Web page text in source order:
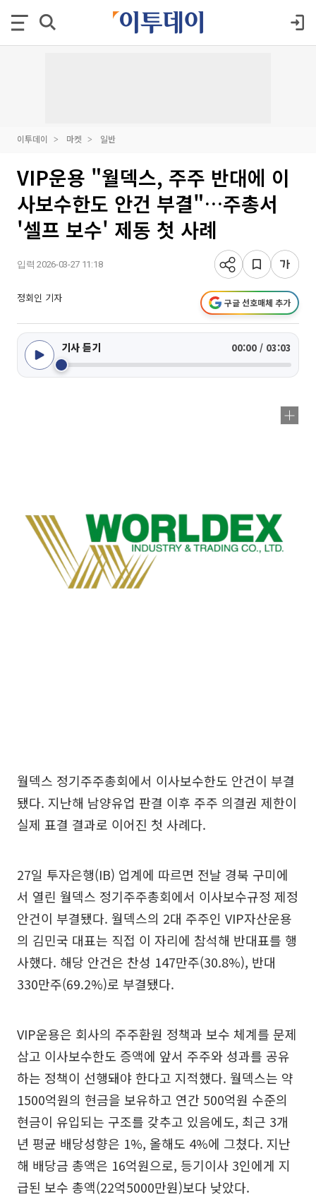
이투데이 마켓 일반
VIP운용 "월덱스, 주주 반대에 이
사보수한도 안건 부결"…주총서
'셀프 보수' 제동 첫 사례
입력 2026-03-27 11:18
정회인 기자 구글 선호매체 추가
기사 듣기 00:00 / 03:03
월덱스 정기주주총회에서 이사보수한도 안건이 부결
됐다. 지난해 남양유업 판결 이후 주주 의결권 제한이
실제 표결 결과로 이어진 첫 사례다.
27일 투자은행(IB) 업계에 따르면 전날 경북 구미에
서 열린 월덱스 정기주주총회에서 이사보수규정 제정
안건이 부결됐다. 월덱스의 2대 주주인 VIP자산운용
의 김민국 대표는 직접 이 자리에 참석해 반대표를 행
사했다. 해당 안건은 찬성 147만주(30.8%), 반대
330만주(69.2%)로 부결됐다.
VIP운용은 회사의 주주환원 정책과 보수 체계를 문제
삼고 이사보수한도 증액에 앞서 주주와 성과를 공유
하는 정책이 선행돼야 한다고 지적했다. 월덱스는 약
1500억원의 현금을 보유하고 연간 500억원 수준의
현금이 유입되는 구조를 갖추고 있음에도, 최근 3개
년 평균 배당성향은 1%, 올해도 4%에 그쳤다. 지난
해 배당금 총액은 16억원으로, 등기이사 3인에게 지
급된 보수 총액(22억5000만원)보다 낮았다.